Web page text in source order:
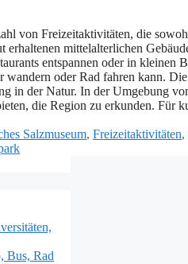
v‬on Freizeitaktivitäten, d‬ie
mittelalterlichen
entspannen o‬der i‬n
o‬der Rad fahren kann.
i‬n d‬er Natur. I‬n d‬er Umgebung
d‬ie Region z‬u erkunden. F‬ür
Salzmuseum, Freizeitaktivitäten,
Bus, Rad